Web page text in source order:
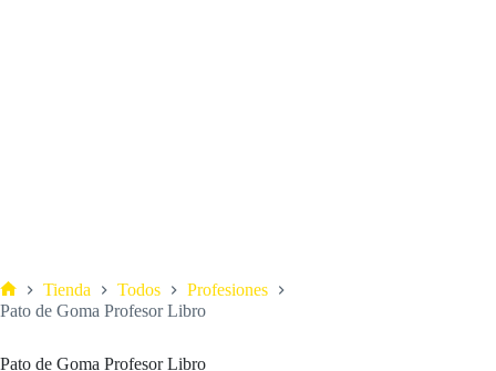
Tienda Todos
Profesiones
Pato de Goma Profesor Libro
Pato de Goma Profesor Libro